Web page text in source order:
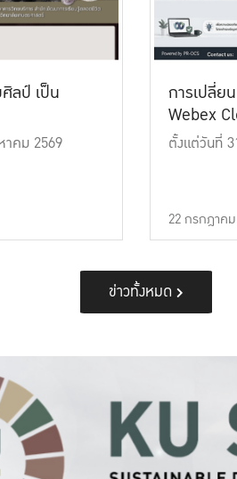
ลป์ เป็น
าคม 2569
การเปลี่ย
Webex
ตั้งแต่วันที่
22 กรกฎาค
ข่าวทั้งหมด